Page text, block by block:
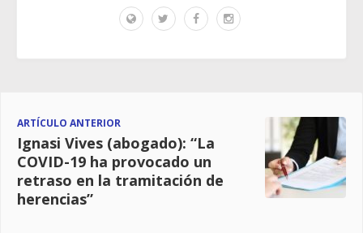
ARTÍCULO ANTERIOR
Ignasi Vives (abogado): “La
COVID-19 ha provocado un
retraso en la tramitación de
herencias”